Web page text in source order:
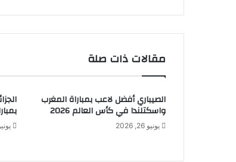
مقالات ذات صلة
الصيباري أفضل لاعب بمباراة المغرب
واسكتلندا في كأس العالم 2026
يونيو 26, 2026 يونيو 26,